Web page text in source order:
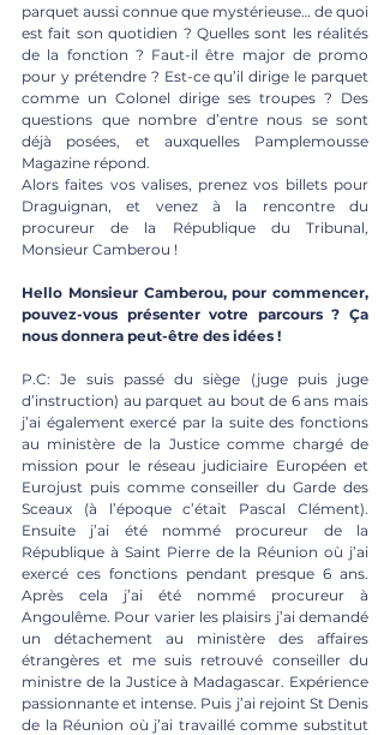
parquet aussi connue que mystérieuse… de quoi
est fait son quotidien ? Quelles sont les réalités
de la fonction ? Faut-il être major de promo
pour y prétendre ? Est-ce qu’il dirige le parquet
comme un Colonel dirige ses troupes ? Des
questions que nombre d’entre nous se sont
déjà posées, et auxquelles Pamplemousse
Magazine répond.
Alors faites vos valises, prenez vos billets pour
Draguignan, et venez à la rencontre du
procureur de la République du Tribunal,
Monsieur Camberou !
Hello Monsieur Camberou, pour commencer,
pouvez-vous présenter votre parcours ? Ça
nous donnera peut-être des idées !
P.C: Je suis passé du siège (juge puis juge
d’instruction) au parquet au bout de 6 ans mais
j’ai également exercé par la suite des fonctions
au ministère de la Justice comme chargé de
mission pour le réseau judiciaire Européen et
Eurojust puis comme conseiller du Garde des
Sceaux (à l’époque c’était Pascal Clément).
Ensuite j’ai été nommé procureur de la
République à Saint Pierre de la Réunion où j’ai
exercé ces fonctions pendant presque 6 ans.
Après cela j’ai été nommé procureur à
Angoulême. Pour varier les plaisirs j’ai demandé
un détachement au ministère des affaires
étrangères et me suis retrouvé conseiller du
ministre de la Justice à Madagascar. Expérience
passionnante et intense. Puis j’ai rejoint St Denis
de la Réunion où j’ai travaillé comme substitut